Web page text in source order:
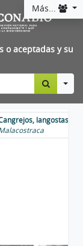
Más...
o aceptadas y su
langostas,